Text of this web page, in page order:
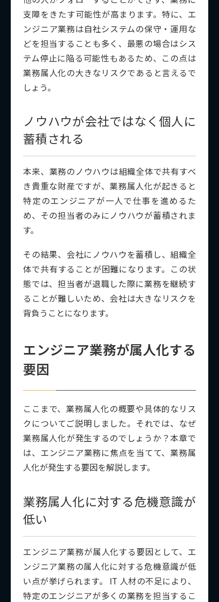
支障をきたす可能性が高まります。特に、エ
ンジニア業務は自社システムの保守・運用な
どを担当することも多く、最悪の場合はシス
テム停止に陥る可能性もあるため、この点は
業務属人化の大きなリスクであると言えるで
しょう。
ノウハウが会社ではなく個人に
蓄積される
本来、業務のノウハウは組織全体で共有すべ
き貴重な財産ですが、業務属人化が起きると
特定のエンジニアが一人で仕事を進めるた
め、その担当者のみにノウハウが蓄積されま
す。
その結果、会社にノウハウを蓄積し、組織全
体で共有することが困難になります。この状
態では、担当者が退職した際に業務を継続す
ることが難しいため、会社は大きなリスクを
背負うことになります。
エンジニア業務が属人化する
要因
ここまで、業務属人化の概要や具体的なリス
クについてご説明しました。それでは、なぜ
業務属人化が発生するのでしょうか？本章で
は、エンジニア業務に焦点を当てて、業務属
人化が発生する要因を解説します。
業務属人化に対する危機意識が
低い
エンジニア業務が属人化する要因として、エ
ンジニア業務の属人化に対する危機意識が低
い点が挙げられます。 IT 人材の不足により、
特定のエンジニアが多くの業務を担当するこ